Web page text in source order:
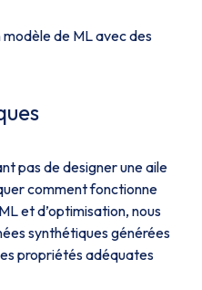
modèle de ML avec des
pas de designer une aile
comment fonctionne
et d’optimisation, nous
synthétiques générées
propriétés adéquates